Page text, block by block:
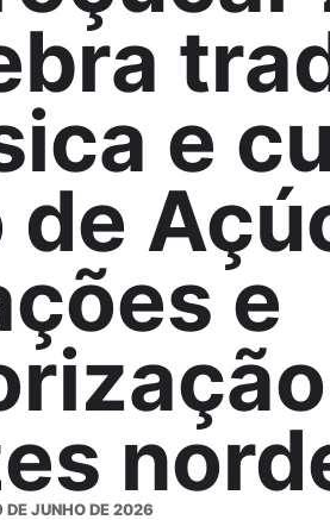
e
de
e
DE JUNHO DE 2026